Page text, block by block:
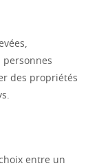
personnes
des propriétés
entre un